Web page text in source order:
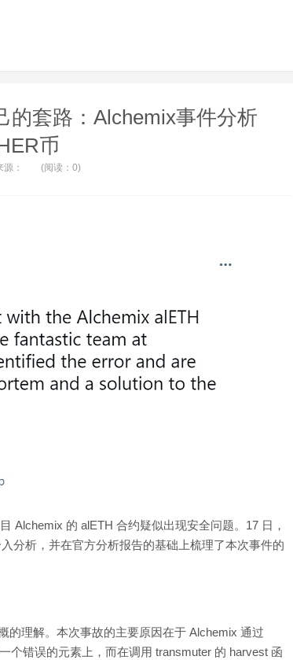
的套路：Alchemix事件分析
币
源： (阅读：0)
Alchemix 的 alETH 合约疑似出现安全问题。17 日，
分析，并在官方分析报告的基础上梳理了本次事件的
的理解。本次事故的主要原因在于 Alchemix 通过
个错误的元素上，而在调用 transmuter 的 harvest 函